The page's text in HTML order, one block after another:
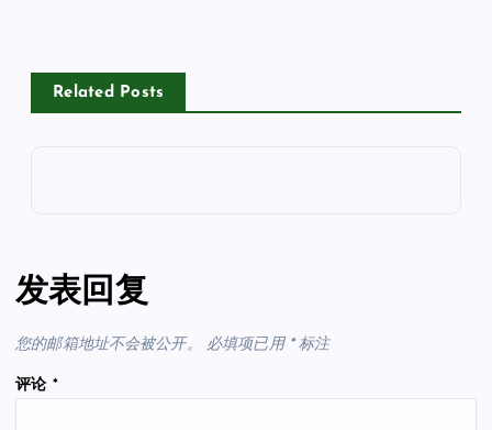
Related Posts
发表回复
您的邮箱地址不会被公开。 必填项已用 *标注
评论 *